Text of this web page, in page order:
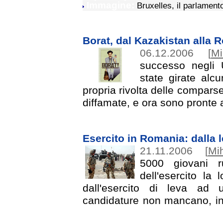
Bruxelles, il
Borat, dal Kazakistan alla
06.12.2006
[
successo negli
state girate
propria rivolta delle
diffamate, e ora sono pronte
Esercito in Romania: dalla
21.11.2006
[
5000 giovani
dell'esercito la
dall'esercito di leva ad
candidature non mancano,